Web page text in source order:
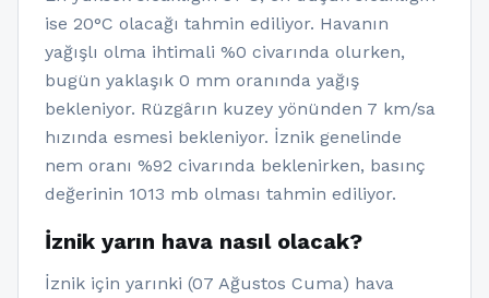
ise 20°C olacağı tahmin ediliyor. Havanın
yağışlı olma ihtimali %0 civarında olurken,
bugün yaklaşık 0 mm oranında yağış
bekleniyor. Rüzgârın kuzey yönünden 7 km/sa
hızında esmesi bekleniyor. İznik genelinde
nem oranı %92 civarında beklenirken, basınç
değerinin 1013 mb olması tahmin ediliyor.
İznik yarın hava nasıl olacak?
İznik için yarınki (07 Ağustos Cuma) hava